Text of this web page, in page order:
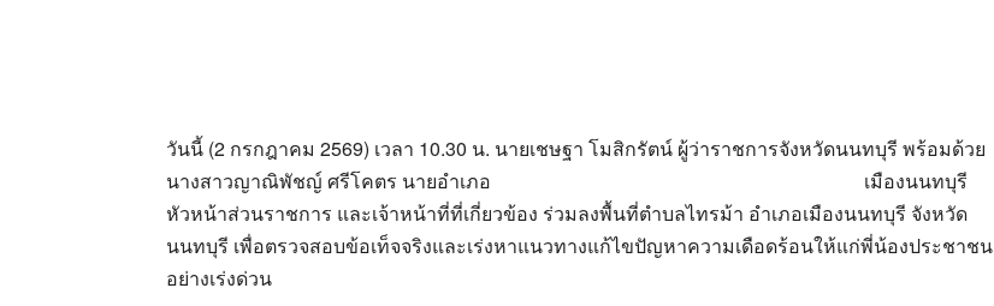
วันนี้ (2 กรกฎาคม 2569) เวลา 10.30 น. นายเชษฐา โมสิกรัตน์ ผู้ว่าราชการจังหวัดนนทบุรี พร้อมด้วย
นางสาวญาณิพัชญ์ ศรีโคตร นายอำเภอ
เมืองนนทบุรี
หัวหน้าส่วนราชการ และเจ้าหน้าที่ที่เกี่ยวข้อง ร่วมลงพื้นที่ตำบลไทรม้า อำเภอเมืองนนทบุรี จังหวัด
นนทบุรี เพื่อตรวจสอบข้อเท็จจริงและเร่งหาแนวทางแก้ไขปัญหาความเดือดร้อนให้แก่พี่น้องประชาชน
อย่างเร่งด่วน